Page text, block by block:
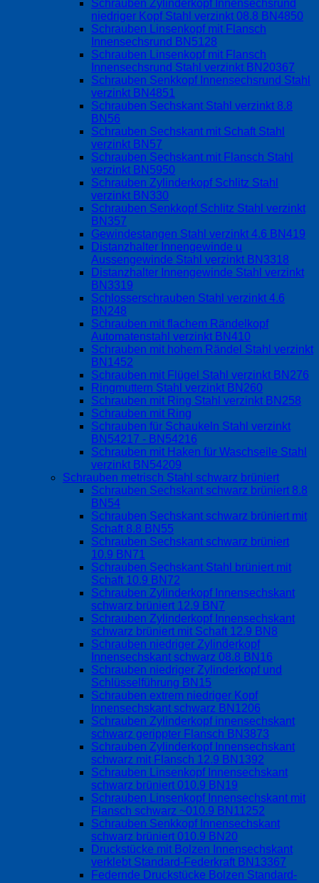
Schrauben Zylinderkopf Innensechsrund
niedriger Kopf Stahl verzinkt 08.8 BN4850
Schrauben Linsenkopf mit Flansch
Innensechsrund BN5128
Schrauben Linsenkopf mit Flansch
Innensechsrund Stahl verzinkt BN20367
Schrauben Senkkopf Innensechsrund Stahl
verzinkt BN4851
Schrauben Sechskant Stahl verzinkt 8.8
BN56
Schrauben Sechskant mit Schaft Stahl
verzinkt BN57
Schrauben Sechskant mit Flansch Stahl
verzinkt BN5950
Schrauben Zylinderkopf Schlitz Stahl
verzinkt BN330
Schrauben Senkkopf Schlitz Stahl verzinkt
BN357
Gewindestangen Stahl verzinkt 4.6 BN419
Distanzhalter Innengewinde u
Aussengewinde Stahl verzinkt BN3318
Distanzhalter Innengewinde Stahl verzinkt
BN3319
Schlosserschrauben Stahl verzinkt 4.6
BN248
Schrauben mit flachem Rändelkopf
Automatenstahl verzinkt BN410
Schrauben mit hohem Rändel Stahl verzinkt
BN1452
Schrauben mit Flügel Stahl verzinkt BN276
Ringmuttern Stahl verzinkt BN260
Schrauben mit Ring Stahl verzinkt BN258
Schrauben mit Ring
Schrauben für Schaukeln Stahl verzinkt
BN54217 - BN54216
Schrauben mit Haken für Waschseile Stahl
verzinkt BN54209
Schrauben metrisch Stahl schwarz brüniert
Schrauben Sechskant schwarz brüniert 8.8
BN54
Schrauben Sechskant schwarz brüniert mit
Schaft 8.8 BN55
Schrauben Sechskant schwarz brüniert
10.9 BN71
Schrauben Sechskant Stahl brüniert mit
Schaft 10.9 BN72
Schrauben Zylinderkopf Innensechskant
schwarz brüniert 12.9 BN7
Schrauben Zylinderkopf Innensechskant
schwarz brüniert mit Schaft 12.9 BN8
Schrauben niedriger Zylinderkopf
Innensechskant schwarz 08.8 BN16
Schrauben niedriger Zylinderkopf und
Schlüsselführung BN15
Schrauben extrem niedriger Kopf
Innensechskant schwarz BN1206
Schrauben Zylinderkopf innensechskant
schwarz gerippter Flansch BN3873
Schrauben Zylinderkopf Innensechskant
schwarz mit Flansch 12.9 BN1392
Schrauben Linsenkopf Innensechskant
schwarz brüniert 010.9 BN19
Schrauben Linsenkopf Innensechskant mit
Flansch schwarz ~010.9 BN11252
Schrauben Senkkopf Innensechskant
schwarz brüniert 010.9 BN20
Druckstücke mit Bolzen Innensechskant
verklebt Standard-Federkraft BN13367
Federnde Druckstücke Bolzen Standard-